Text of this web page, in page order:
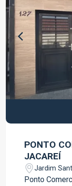
PONTO
JACAREÍ
Jardim
Ponto